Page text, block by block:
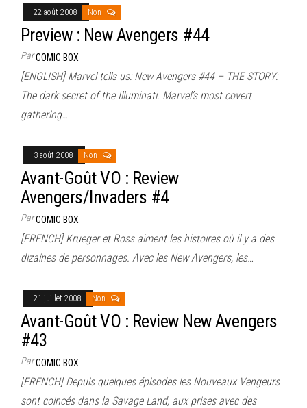
22 août 2008 Non
Preview : New Avengers #44
ParCOMIC BOX
[ENGLISH] Marvel tells us: New Avengers #44 – THE STORY:
The dark secret of the Illuminati. Marvel’s most covert
gathering…
3 août 2008 Non
Avant-Goût VO : Review
Avengers/Invaders #4
ParCOMIC BOX
[FRENCH] Krueger et Ross aiment les histoires où il y a des
dizaines de personnages. Avec les New Avengers, les…
21 juillet 2008 Non
Avant-Goût VO : Review New Avengers
#43
ParCOMIC BOX
[FRENCH] Depuis quelques épisodes les Nouveaux Vengeurs
sont coincés dans la Savage Land, aux prises avec des